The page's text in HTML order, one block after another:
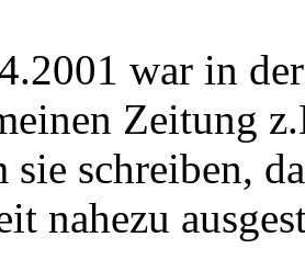
war in
Zeitung
sie schreiben,
nahezu